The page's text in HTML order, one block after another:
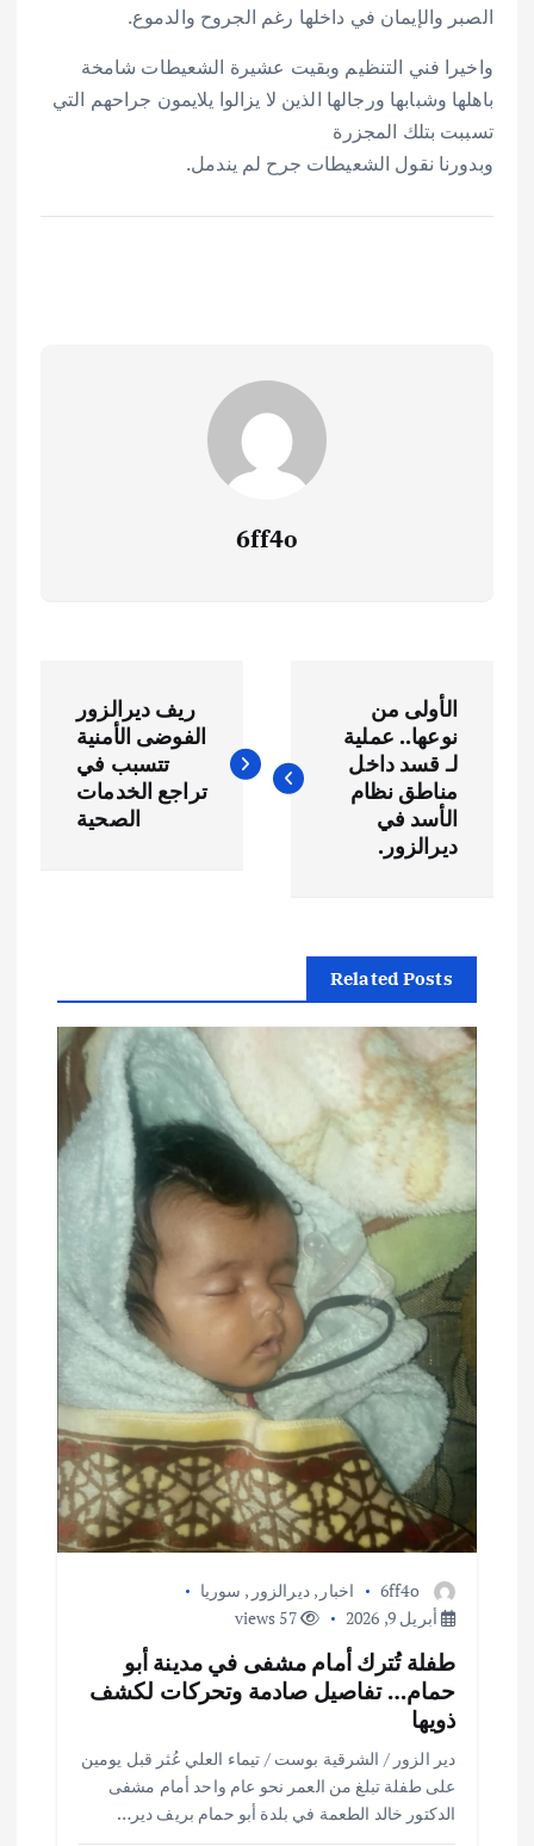
الصبر والإيمان في داخلها رغم الجروح والدموع.
واخيرا فني التنظيم وبقيت عشيرة الشعيطات شامخة
باهلها وشبابها ورجالها الذين لا يزالوا يلايمون جراحهم التي
تسببت بتلك المجزرة
وبدورنا نقول الشعيطات جرح لم يندمل.
6ff4o
ص
م
ق
ت
الأولى من
نوعها.. عملية
لـ قسد داخل
مناطق نظام
الأسد في
ديرالزور.
ريف ديرالزور
الفوضى الأمنية
تتسبب في
تراجع الخدمات
الصحية
Related Posts
6ff4o اخبار ,ديرالزور , سوريا
أبريل 9, 2026
57 views
طفلة تُترك أمام مشفى في مدينة أبو
حمام… تفاصيل صادمة وتحركات لكشف
ذويها
دير الزور / الشرقية بوست / تيماء العلي عُثر قبل يومين
على طفلة تبلغ من العمر نحو عام واحد أمام مشفى
الدكتور خالد الطعمة في بلدة أبو حمام بريف دير…